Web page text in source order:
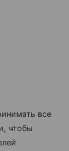
все
чтобы